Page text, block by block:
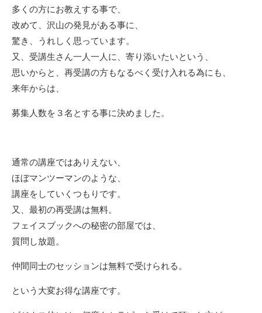
多くの方にお教えする事で、
改めて、沢山の発見がある事に、
驚き、うれしく思っています。
又、受講生さん一人一人に、寄り添いたいという、
思いからと、再受講の方もなるべく受け入れる為にも、
来年からは、
募集人数を３名とする事に決めました。
通常の講座ではありえない、
ほぼマンツーマンのような、
講座をしていくつもりです。
又、最初の再受講は無料。
フェイスブックへの秘密の部屋では、
質問し放題。
仲間同士のセッションは無料で受けられる。
という大変お得な講座です。